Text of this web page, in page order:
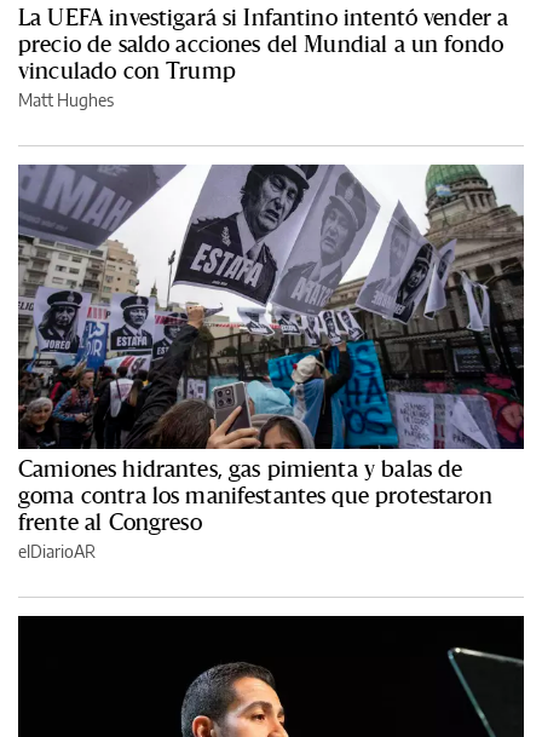
La UEFA investigará si Infantino intentó vender a
precio de saldo acciones del Mundial a un fondo
vinculado con Trump
Matt Hughes
Camiones hidrantes, gas pimienta y balas de
goma contra los manifestantes que protestaron
frente al Congreso
elDiarioAR